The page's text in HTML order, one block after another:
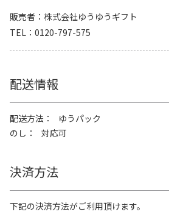
販売者
株式会社ゆうゆうギフト
TEL
0120-797-575
配送情報
配送方法
ゆうパック
のし
対応可
決済方法
下記の決済方法がご利用頂けます。